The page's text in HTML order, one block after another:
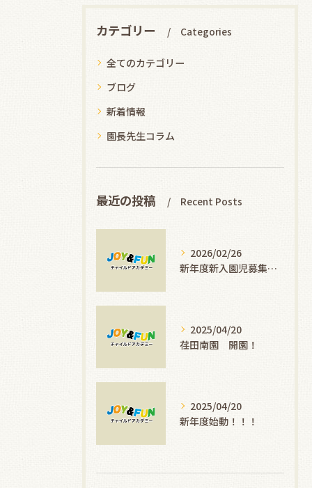
カテゴリー Categories
全てのカテゴリー
ブログ
新着情報
園長先生コラム
最近の投稿 Recent Posts
2026/02/26
新年度新入園児募集します！
2025/04/20
荏田南園 開園！
2025/04/20
新年度始動！！！